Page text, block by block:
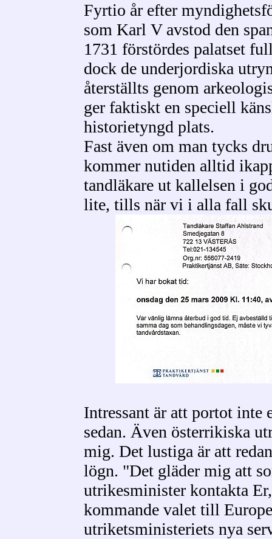
Fyrtio år efter
som Karl V avstod den
1731 förstördes palatset
dock de underjordiska
återställts genom
ger faktiskt en speciell
historietyngd plats.
Fast även om man tycks
kommer nutiden alltid
tandläkare ut kallelsen i
lite, tills när vi i alla fall
Intressant är att portot inte
sedan. Även österrikiska
mig. Det lustiga är att
lögn. "Det gläder mig att
utrikesminister kontakta
kommande valet till
utriketsministeriets nya